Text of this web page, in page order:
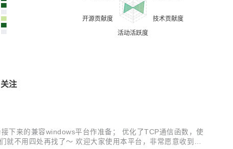
关注
下来的兼容windows平台作准备； 优化了TCP通信函数，使
不用四处再找了～ 欢迎大家使用本平台，非常愿意收到大